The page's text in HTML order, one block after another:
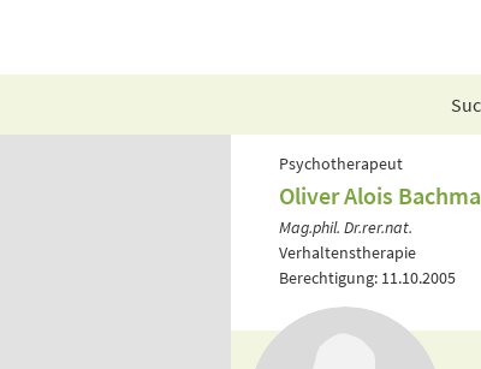
Psychotherapeut
Oliver Alois
Mag.phil. Dr.rer.nat.
Verhaltenstherapie
Berechtigung: 11.10.2005